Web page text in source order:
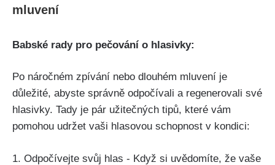
mluvení
Babské rady ⁢pro pečování o hlasivky:
Po náročném zpívání‍ nebo⁢ dlouhém mluvení je
důležité, abyste správně odpočívali a regenerovali své
⁤hlasivky. Tady je pár užitečných tipů, které ⁢vám
pomohou ‌udržet ‍vaši hlasovou schopnost v​ kondici:
1. Odpočívejte svůj hlas ‍- Když​ si uvědomíte, že vaše⁢